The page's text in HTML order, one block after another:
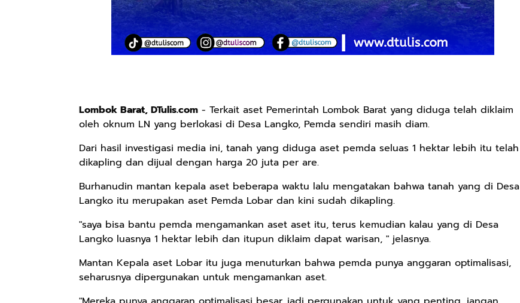
Lombok Barat, DTulis.com - Terkait aset Pemerintah Lombok Barat yang diduga telah diklaim
oleh oknum LN yang berlokasi di Desa Langko, Pemda sendiri masih diam.
Dari hasil investigasi media ini, tanah yang diduga aset pemda seluas 1 hektar lebih itu telah
dikapling dan dijual dengan harga 20 juta per are.
Burhanudin mantan kepala aset beberapa waktu lalu mengatakan bahwa tanah yang di Desa
Langko itu merupakan aset Pemda Lobar dan kini sudah dikapling.
"saya bisa bantu pemda mengamankan aset aset itu, terus kemudian kalau yang di Desa
Langko luasnya 1 hektar lebih dan itupun diklaim dapat warisan, " jelasnya.
Mantan Kepala aset Lobar itu juga menuturkan bahwa pemda punya anggaran optimalisasi,
seharusnya dipergunakan untuk mengamankan aset.